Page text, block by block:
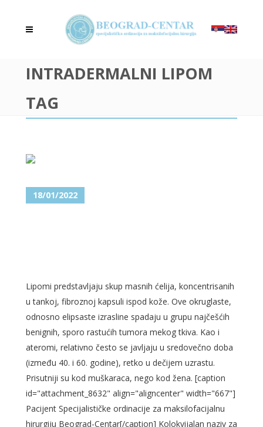
INTRADERMALNI LIPOM
TAG
18/01/2022
Lipomi predstavljaju skup masnih ćelija, koncentrisanih
u tankoj, fibroznoj kapsuli ispod kože. Ove okruglaste,
odnosno elipsaste izrasline spadaju u grupu najčešćih
benignih, sporo rastućih tumora mekog tkiva. Kao i
ateromi, relativno često se javljaju u sredovečno doba
(između 40. i 60. godine), retko u dečijem uzrastu.
Prisutniji su kod muškaraca, nego kod žena. [caption
id="attachment_8632" align="aligncenter" width="667"]
Pacijent Specijalističke ordinacije za maksilofacijalnu
hirurgiju Beograd-Centar[/caption] Kolokvijalan naziv za